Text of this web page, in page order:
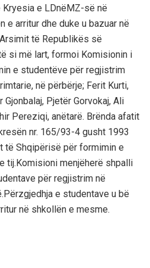
Kryesia e LDnëMZ-së në
e arritur dhe duke u bazuar në
të Republikës së
si më lart, formoi Komisionin i
e studentëve për regjistrim
në përbërje; Ferit Kurti,
Gjonbalaj, Pjetër Gorvokaj, Ali
Pereziqi, anëtarë. Brënda afatit
nr. 165/93-4 gusht 1993
Shqipërisë për formimin e
tij.Komisioni menjëherë shpalli
për regjistrim në
e studentave u bë
në shkollën e mesme.